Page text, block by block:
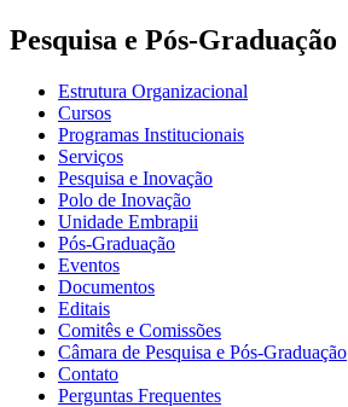
Pesquisa e Pós-Graduação
Estrutura Organizacional
Cursos
Programas Institucionais
Serviços
Pesquisa e Inovação
Polo de Inovação
Unidade Embrapii
Pós-Graduação
Eventos
Documentos
Editais
Comitês e Comissões
Câmara de Pesquisa e Pós-Graduação
Contato
Perguntas Frequentes